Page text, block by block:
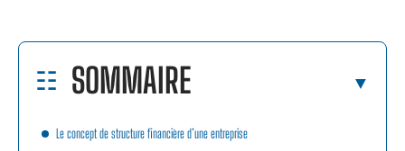
SOMMAIRE
Le concept de structure financière d’une entreprise